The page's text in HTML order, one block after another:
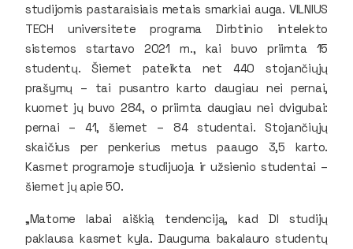
studijomis pastaraisiais metais smarkiai auga. VILNIUS
TECH universitete programa Dirbtinio intelekto
sistemos startavo 2021 m., kai buvo priimta 15
studentų. Šiemet pateikta net 440 stojančiųjų
prašymų – tai pusantro karto daugiau nei pernai,
kuomet jų buvo 284, o priimta daugiau nei dvigubai:
pernai – 41, šiemet – 84 studentai. Stojančiųjų
skaičius per penkerius metus paaugo 3,5 karto.
Kasmet programoje studijuoja ir užsienio studentai –
šiemet jų apie 50.
„Matome labai aiškią tendenciją, kad DI studijų
paklausa kasmet kyla. Dauguma bakalauro studentų